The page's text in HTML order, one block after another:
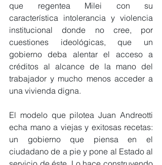
que regentea Milei con su
característica intolerancia y violencia
institucional donde no cree, por
cuestiones ideológicas, que un
gobierno deba alentar el acceso a
créditos al alcance de la mano del
trabajador y mucho menos acceder a
una vivienda digna.
El modelo que pilotea Juan Andreotti
echa mano a viejas y exitosas recetas:
un gobierno que piensa en el
ciudadano de a pie y pone al Estado al